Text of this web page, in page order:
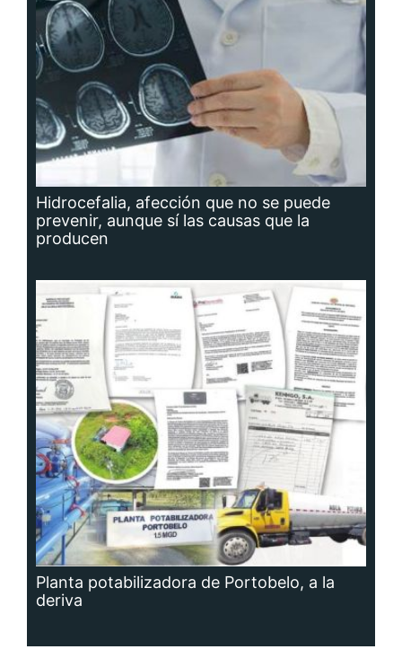
Hidrocefalia, afección que no se puede
prevenir, aunque sí las causas que la
producen
Planta potabilizadora de Portobelo, a la
deriva